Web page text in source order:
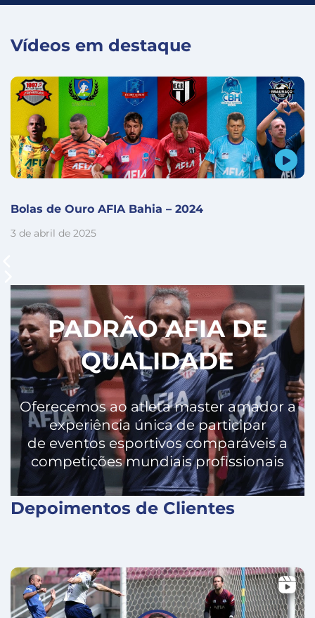
Vídeos em destaque
Bolas de Ouro AFIA Bahia – 2024
3 de abril de 2025
PADRÃO AFIA DE
QUALIDADE
Oferecemos ao atleta master amador a
experiência única de participar
de eventos esportivos comparáveis a
competições mundiais profissionais
Depoimentos de Clientes
X